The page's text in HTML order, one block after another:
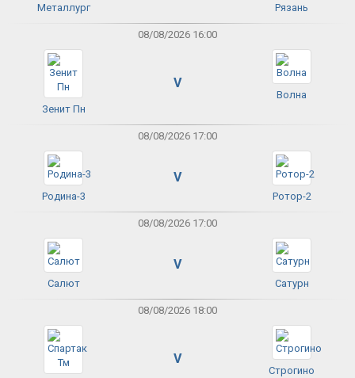
Металлург Рязань
08/08/2026 16:00
Зенит Пн
V
Волна
08/08/2026 17:00
Родина-3
V
Ротор-2
08/08/2026 17:00
Салют
V
Сатурн
08/08/2026 18:00
V
Строгино